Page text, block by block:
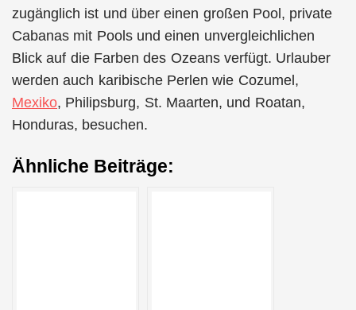
zugänglich ist und über einen großen Pool, private
Cabanas mit Pools und einen unvergleichlichen
Blick auf die Farben des Ozeans verfügt. Urlauber
werden auch karibische Perlen wie Cozumel,
Mexiko, Philipsburg, St. Maarten, und Roatan,
Honduras, besuchen.
Ähnliche Beiträge: